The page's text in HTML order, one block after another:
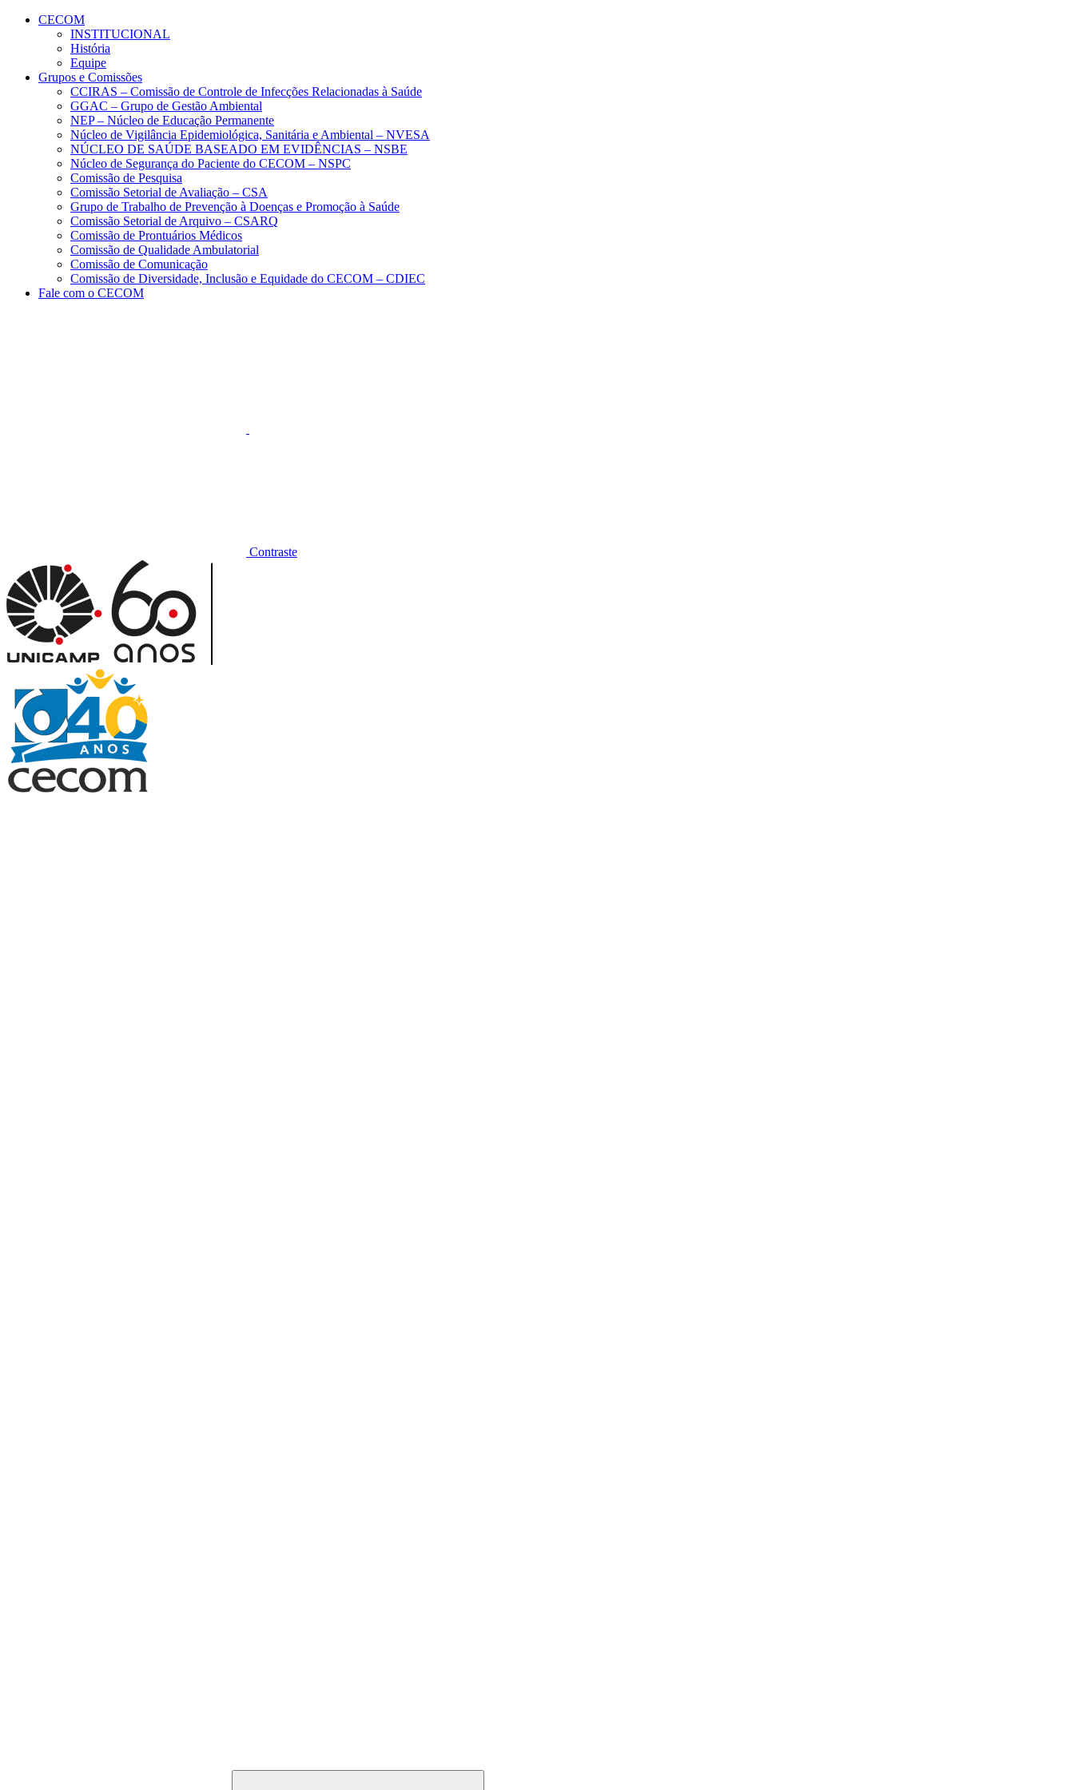
Conteúdo principal
CECOM
INSTITUCIONAL
História
Equipe
Grupos e Comissões
CCIRAS – Comissão de Controle de Infecções Relacionadas à Saúde
GGAC – Grupo de Gestão Ambiental
NEP – Núcleo de Educação Permanente
Núcleo de Vigilância Epidemiológica, Sanitária e Ambiental – NVESA
NÚCLEO DE SAÚDE BASEADO EM EVIDÊNCIAS – NSBE
Núcleo de Segurança do Paciente do CECOM – NSPC
Comissão de Pesquisa
Comissão Setorial de Avaliação – CSA
Grupo de Trabalho de Prevenção à Doenças e Promoção à Saúde
Comissão Setorial de Arquivo – CSARQ
Comissão de Prontuários Médicos
Comissão de Qualidade Ambulatorial
Comissão de Comunicação
Comissão de Diversidade, Inclusão e Equidade do CECOM – CDIEC
Fale com o CECOM
Contraste